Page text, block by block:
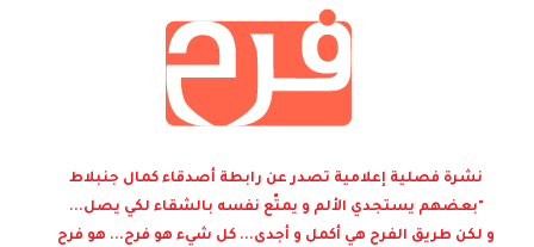
نشرة فصلية إعلامية تصدر عن رابطة أصدقاء كمال جنبلاط
"بعضهم يستجدي الألم و يمتّع نفسه بالشقاء لكي يصل...
و لكن طريق الفرح هي أكمل و أجدى... كل شيء هو فرح... هو فرح